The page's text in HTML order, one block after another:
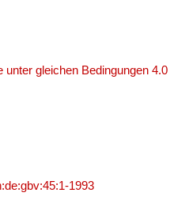
gleichen Bedingungen 4.0
1993